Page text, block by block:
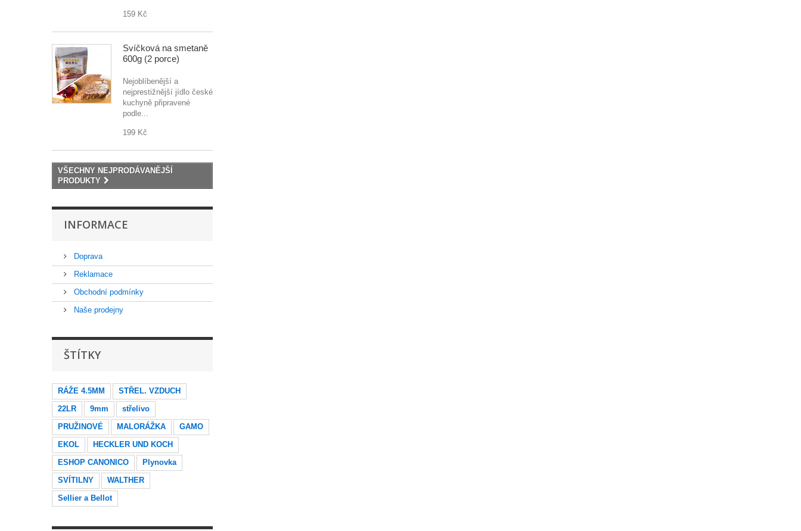
159 Kč
Svíčková na smetaně
600g (2 porce)
Nejoblíbenější a
nejprestižnější jídlo české
kuchyně připravené
podle...
199 Kč
VŠECHNY NEJPRODÁVANĚJŠÍ
PRODUKTY
INFORMACE
Doprava
Reklamace
Obchodní podmínky
Naše prodejny
ŠTÍTKY
RÁŽE 4.5MM
STŘEL. VZDUCH
22LR
9mm
střelivo
PRUŽINOVÉ
MALORÁŽKA
GAMO
EKOL
HECKLER UND KOCH
ESHOP CANONICO
Plynovka
SVÍTILNY
WALTHER
Sellier a Bellot